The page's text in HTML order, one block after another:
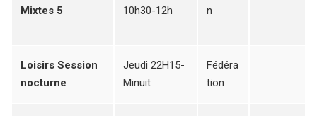
Mixtes 5
10h30-12h
n
Loisirs Session
nocturne
Jeudi 22H15-
Minuit
Fédéra
tion